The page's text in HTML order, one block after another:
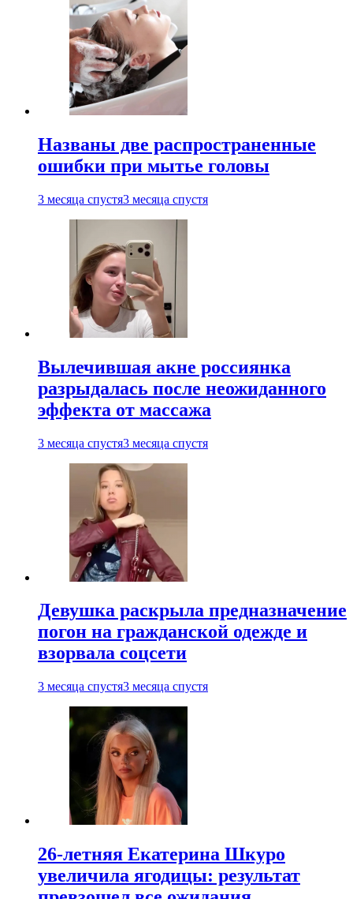
Названы две распространенные
ошибки при мытье головы
3 месяца спустя3 месяца спустя
Вылечившая акне россиянка
разрыдалась после неожиданного
эффекта от массажа
3 месяца спустя3 месяца спустя
Девушка раскрыла предназначение
погон на гражданской одежде и
взорвала соцсети
3 месяца спустя3 месяца спустя
26-летняя Екатерина Шкуро
увеличила ягодицы: результат